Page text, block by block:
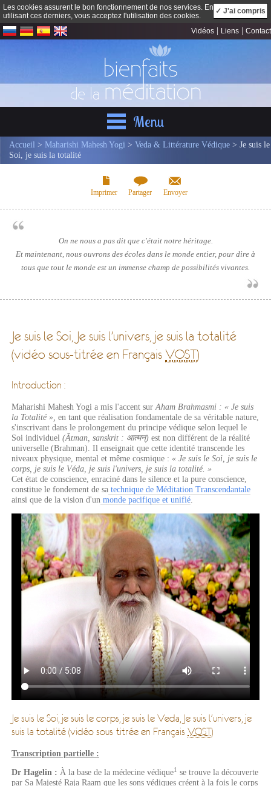
Les cookies assurent le bon fonctionnement de nos services. En
utilisant ces derniers, vous acceptez l'utilisation des cookies.
✓ J'ai compris
Vidéos Liens Contact
Menu
Accueil > Maharishi Mahesh Yogi > Veda & Littérature Védique > Je suis le
Soi, je suis la totalité
Imprimer Partager Envoyer
On ne nous a pas dit que c'était notre héritage.
Et maintenant, nous ouvrons des écoles dans le monde entier, pour dire à
tous que tout le monde est un immense champ de possibilités vivantes.
Je suis le Soi, Je suis l'univers, je suis la totalité
(vidéo sous-titrée en Français VOST)
Introduction :
Maharishi Mahesh Yogi a mis l'accent sur Aham Brahmasmi : « Je suis
la Totalité », en tant que réalisation fondamentale de sa véritable nature,
s'inscrivant dans le prolongement du principe védique selon lequel le
Soi individuel (Ātman, sanskrit : आत्मन्) est non différent de la réalité
universelle (Brahman). Il enseignait que cette identité transcende les
niveaux physique, mental et même cosmique : « Je suis le Soi, je suis le
corps, je suis le Véda, je suis l'univers, je suis la totalité. »
Cet état de conscience, enraciné dans le silence et la pure conscience,
constitue le fondement de sa technique de Méditation Transcendantale
ainsi que de la vision d'un monde pacifique et unifié
Je suis le Soi, je suis le corps, je suis le Veda, Je suis l'univers, je
suis la totalité (vidéo sous-titrée en Français VOST)
Transcription partielle :
Dr Hagelin : À la base de la médecine védique1
se trouve la découverte
par Sa Majesté Raja Raam que les sons védiques créent à la fois le corps